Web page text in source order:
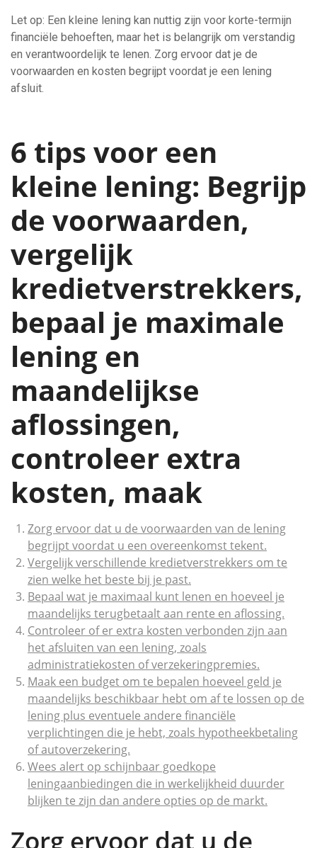
Let op: Een kleine lening kan nuttig zijn voor korte-termijn
financiële behoeften, maar het is belangrijk om verstandig
en verantwoordelijk te lenen. Zorg ervoor dat je de
voorwaarden en kosten begrijpt voordat je een lening
afsluit.
6 tips voor een
kleine lening: Begrijp
de voorwaarden,
vergelijk
kredietverstrekkers,
bepaal je maximale
lening en
maandelijkse
aflossingen,
controleer extra
kosten, maak
Zorg ervoor dat u de voorwaarden van de lening
begrijpt voordat u een overeenkomst tekent.
Vergelijk verschillende kredietverstrekkers om te
zien welke het beste bij je past.
Bepaal wat je maximaal kunt lenen en hoeveel je
maandelijks terugbetaalt aan rente en aflossing.
Controleer of er extra kosten verbonden zijn aan
het afsluiten van een lening, zoals
administratiekosten of verzekeringpremies.
Maak een budget om te bepalen hoeveel geld je
maandelijks beschikbaar hebt om af te lossen op de
lening plus eventuele andere financiële
verplichtingen die je hebt, zoals hypotheekbetaling
of autoverzekering.
Wees alert op schijnbaar goedkope
leningaanbiedingen die in werkelijkheid duurder
blijken te zijn dan andere opties op de markt.
Zorg ervoor dat u de